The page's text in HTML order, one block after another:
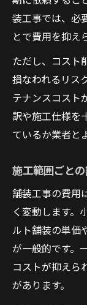
装工事では、必
とで費用を抑え
ただし、コスト
損なわれるリス
テナンスコスト
訳や施工仕様を
ているか業者と
施工範囲ごと
舗装工事の費用
く変動します。
ルト舗装の単価
が一般的です。
コストが抑えら
があります。